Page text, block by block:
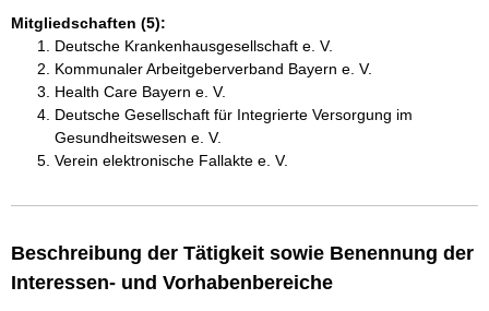
Mitgliedschaften (5):
Deutsche Krankenhausgesellschaft e. V.
Kommunaler Arbeitgeberverband Bayern e. V.
Health Care Bayern e. V.
Deutsche Gesellschaft für Integrierte Versorgung im
Gesundheitswesen e. V.
Verein elektronische Fallakte e. V.
Beschreibung der Tätigkeit sowie Benennung der
Interessen- und Vorhabenbereiche